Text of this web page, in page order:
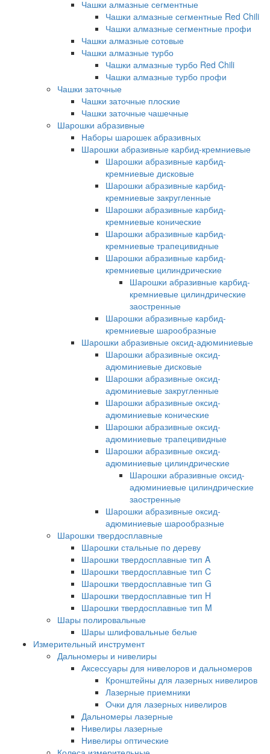
Чашки алмазные сегментные
Чашки алмазные сегментные Red Chili
Чашки алмазные сегментные профи
Чашки алмазные сотовые
Чашки алмазные турбо
Чашки алмазные турбо Red Chili
Чашки алмазные турбо профи
Чашки заточные
Чашки заточные плоские
Чашки заточные чашечные
Шарошки абразивные
Наборы шарошек абразивных
Шарошки абразивные карбид-кремниевые
Шарошки абразивные карбид-
кремниевые дисковые
Шарошки абразивные карбид-
кремниевые закругленные
Шарошки абразивные карбид-
кремниевые конические
Шарошки абразивные карбид-
кремниевые трапецивидные
Шарошки абразивные карбид-
кремниевые цилиндрические
Шарошки абразивные карбид-
кремниевые цилиндрические
заостренные
Шарошки абразивные карбид-
кремниевые шарообразные
Шарошки абразивные оксид-адюминиевые
Шарошки абразивные оксид-
адюминиевые дисковые
Шарошки абразивные оксид-
адюминиевые закругленные
Шарошки абразивные оксид-
адюминиевые конические
Шарошки абразивные оксид-
адюминиевые трапецивидные
Шарошки абразивные оксид-
адюминиевые цилиндрические
Шарошки абразивные оксид-
адюминиевые цилиндрические
заостренные
Шарошки абразивные оксид-
адюминиевые шарообразные
Шарошки твердосплавные
Шарошки стальные по дереву
Шарошки твердосплавные тип A
Шарошки твердосплавные тип C
Шарошки твердосплавные тип G
Шарошки твердосплавные тип H
Шарошки твердосплавные тип M
Шары полировальные
Шары шлифовальные белые
Измерительный инструмент
Дальномеры и нивелиры
Аксессуары для нивелоров и дальномеров
Кронштейны для лазерных нивелиров
Лазерные приемники
Очки для лазерных нивелиров
Дальномеры лазерные
Нивелиры лазерные
Нивелиры оптические